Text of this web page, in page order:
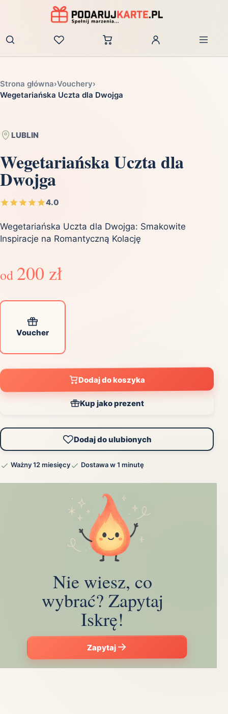
Zaloguj
Strona główna›Vouchery›
Wegetariańska Uczta dla Dwojga
LUBLIN
Wegetariańska Uczta dla
Dwojga
4.0
Wegetariańska Uczta dla Dwojga: Smakowite
Inspiracje na Romantyczną Kolację
od 200 zł
Voucher
Dodaj do koszyka
Kup jako prezent
Dodaj do ulubionych
Ważny 12 miesięcy Dostawa w 1 minutę
Nie wiesz, co
wybrać? Zapytaj
Iskrę!
Zapytaj